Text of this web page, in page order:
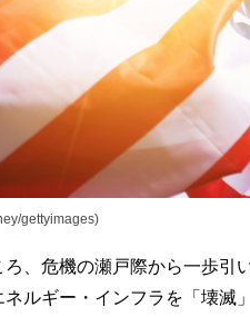
gettyimages)
、危機の瀬戸際から一歩引
ルギー・インフラを「壊滅